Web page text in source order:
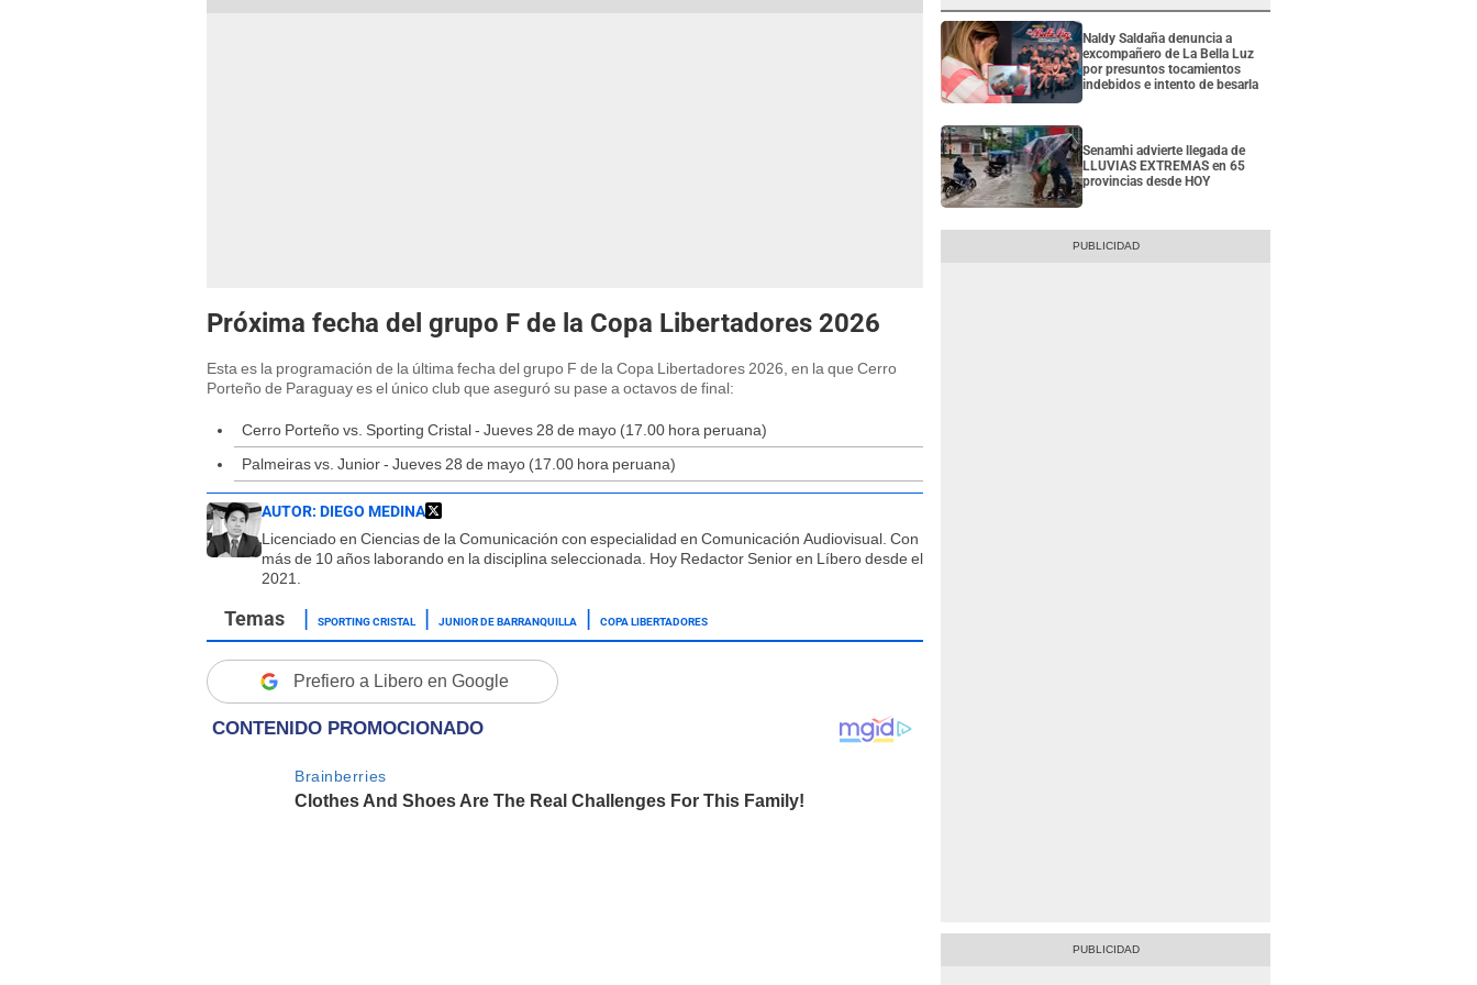
Próxima fecha del grupo F de la Copa Libertadores 2026
Esta es la programación de la última fecha del grupo F de la Copa Libertadores 2026, en la que Cerro
Porteño de Paraguay es el único club que aseguró su pase a octavos de final:
Cerro Porteño vs. Sporting Cristal - Jueves 28 de mayo (17.00 hora peruana)
Palmeiras vs. Junior - Jueves 28 de mayo (17.00 hora peruana)
AUTOR: DIEGO MEDINA
Licenciado en Ciencias de la Comunicación con especialidad en Comunicación Audiovisual. Con
más de 10 años laborando en la disciplina seleccionada. Hoy Redactor Senior en Líbero desde el
2021.
SPORTING CRISTAL JUNIOR DE BARRANQUILLA COPA LIBERTADORES
Prefiero a Libero en Google
Naldy Saldaña denuncia a
excompañero de La Bella Luz
por presuntos tocamientos
indebidos e intento de besarla
Senamhi advierte llegada de
LLUVIAS EXTREMAS en 65
provincias desde HOY